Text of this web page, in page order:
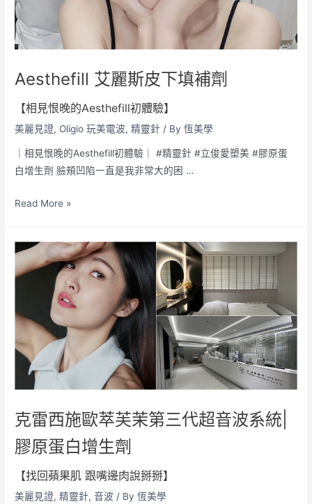
Aesthefill 艾麗斯皮下填補劑
【相見恨晚的Aesthefill初體驗】
美麗見證, Oligio 玩美電波,精靈針 / By恆美學
｜相見恨晚的Aesthefill初體驗｜ #精靈針 #立俊愛塑美 #膠原蛋
白增生劑 臉頰凹陷一直是我非常大的困 …
Read More »
克雷西施歐萃芙茉第三代超音波系統|
膠原蛋白增生劑
【找回蘋果肌 跟嘴邊肉說掰掰】
美麗見證,精靈針,音波 / By恆美學